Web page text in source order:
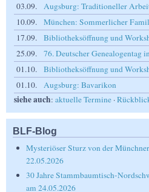
03.09.
Augsburg: Traditioneller
10.09.
München: Sommerlicher
17.09.
Bibliotheksöffnung und
25.09.
76. Deutscher Genealogentag
01.10.
Bibliotheksöffnung und
01.10.
Augsburg: Bavarikon
siehe auch: aktuelle Termine ·
BLF-Blog
Mysteriöser Sturz von der
22.05.2026
30 Jahre Stammbaumtisch-
am 24.05.2026